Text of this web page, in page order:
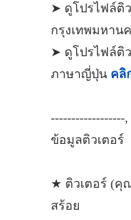
➤ ดูโปรไฟล์ติ
กรุงเทพมหาน
➤ ดูโปรไฟล์ติ
ภาษาญี่ปุ่น คลิ
------------------,
ข้อมูลติวเตอร์
★ ติวเตอร์ (คุ
สร้อย